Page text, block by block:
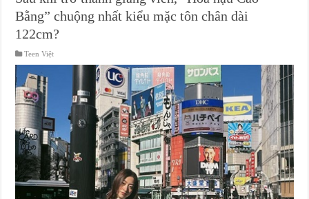
Bằng” chuộng nhất kiểu mặc tôn chân dài
122cm?
Teen Việt